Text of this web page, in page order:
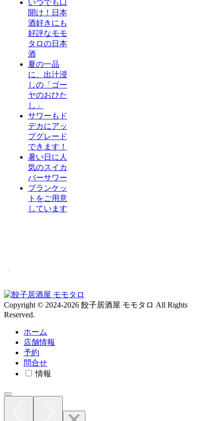
いつでも口
開け！日本
酒好きにも
好評なモモ
タロの日本
酒
夏の一品
に、出汁浸
しの「ゴー
ヤのおひた
し」
サワーもド
デカにアッ
プグレード
できます！
暑い日に人
気のスイカ
バーサワー
ブランケッ
トをご用意
しています
Copyright © 2024-2026 餃子居酒屋 モモタロ All Rights
Reserved.
ホーム
店舗情報
予約
問合せ
情報